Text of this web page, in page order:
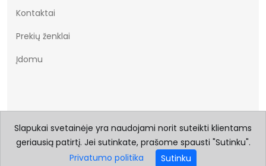
Kontaktai
Prekių ženklai
Įdomu
© 2026 Visos teisės saugomos Batukai.eu
Slapukai svetainėje yra naudojami norit suteikti klientams
geriausią patirtį. Jei sutinkate, prašome spausti "Sutinku".
Privatumo politika
Sutinku